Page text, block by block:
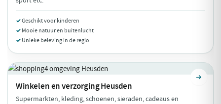
Geschikt voor kinderen
Mooie natuur en buitenlucht
Unieke beleving in de regio
Winkelen en verzorgingHeusden
Supermarkten, kleding, schoenen, sieraden, cadeaus en